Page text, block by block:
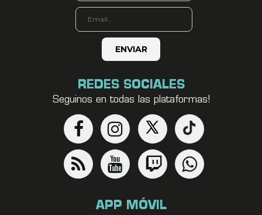
REDES SOCIALES
Seguinos en todas las plataformas!
APP MÓVIL